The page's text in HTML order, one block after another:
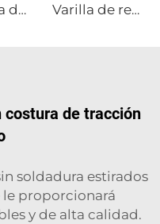
estructura de acero al carbono Varilla de refuerzo de acero al carbono de alta calidad
de tracción
soldadura estirados
le proporcionará
y de alta calidad.